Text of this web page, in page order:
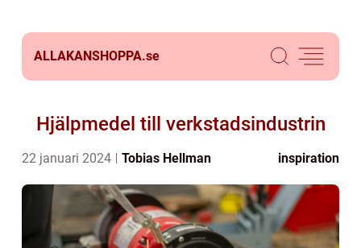
ALLAKANSHOPPA.se
Hjälpmedel till verkstadsindustrin
22 januari 2024 Tobias Hellman inspiration